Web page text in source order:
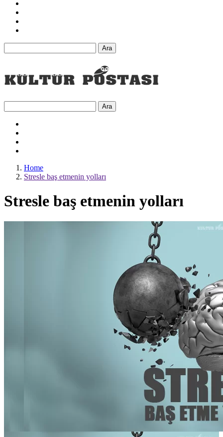
Ara
Ara
Home
Stresle baş etmenin yolları
Stresle baş etmenin yolları